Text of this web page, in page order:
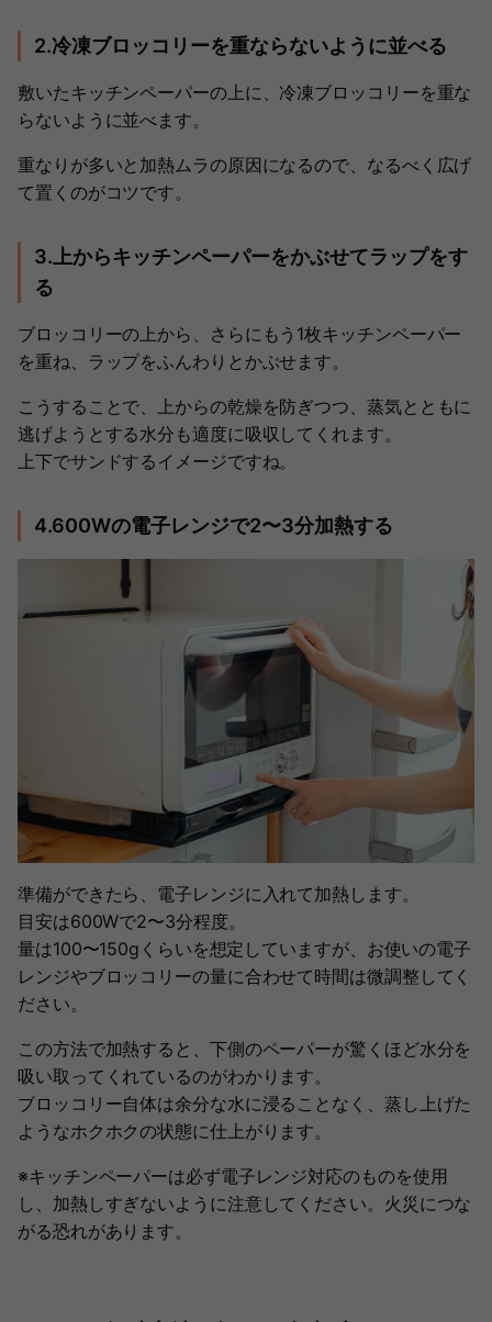
2.冷凍ブロッコリーを重ならないように並べる
敷いたキッチンペーパーの上に、冷凍ブロッコリーを重な
らないように並べます。
重なりが多いと加熱ムラの原因になるので、なるべく広げ
て置くのがコツです。
3.上からキッチンペーパーをかぶせてラップをす
る
ブロッコリーの上から、さらにもう1枚キッチンペーパー
を重ね、ラップをふんわりとかぶせます。
こうすることで、上からの乾燥を防ぎつつ、蒸気とともに
逃げようとする水分も適度に吸収してくれます。
上下でサンドするイメージですね。
4.600Wの電子レンジで2〜3分加熱する
準備ができたら、電子レンジに入れて加熱します。
目安は600Wで2〜3分程度。
量は100〜150gくらいを想定していますが、お使いの電子
レンジやブロッコリーの量に合わせて時間は微調整してく
ださい。
この方法で加熱すると、下側のペーパーが驚くほど水分を
吸い取ってくれているのがわかります。
ブロッコリー自体は余分な水に浸ることなく、蒸し上げた
ようなホクホクの状態に仕上がります。
※キッチンペーパーは必ず電子レンジ対応のものを使用
し、加熱しすぎないように注意してください。火災につな
がる恐れがあります。